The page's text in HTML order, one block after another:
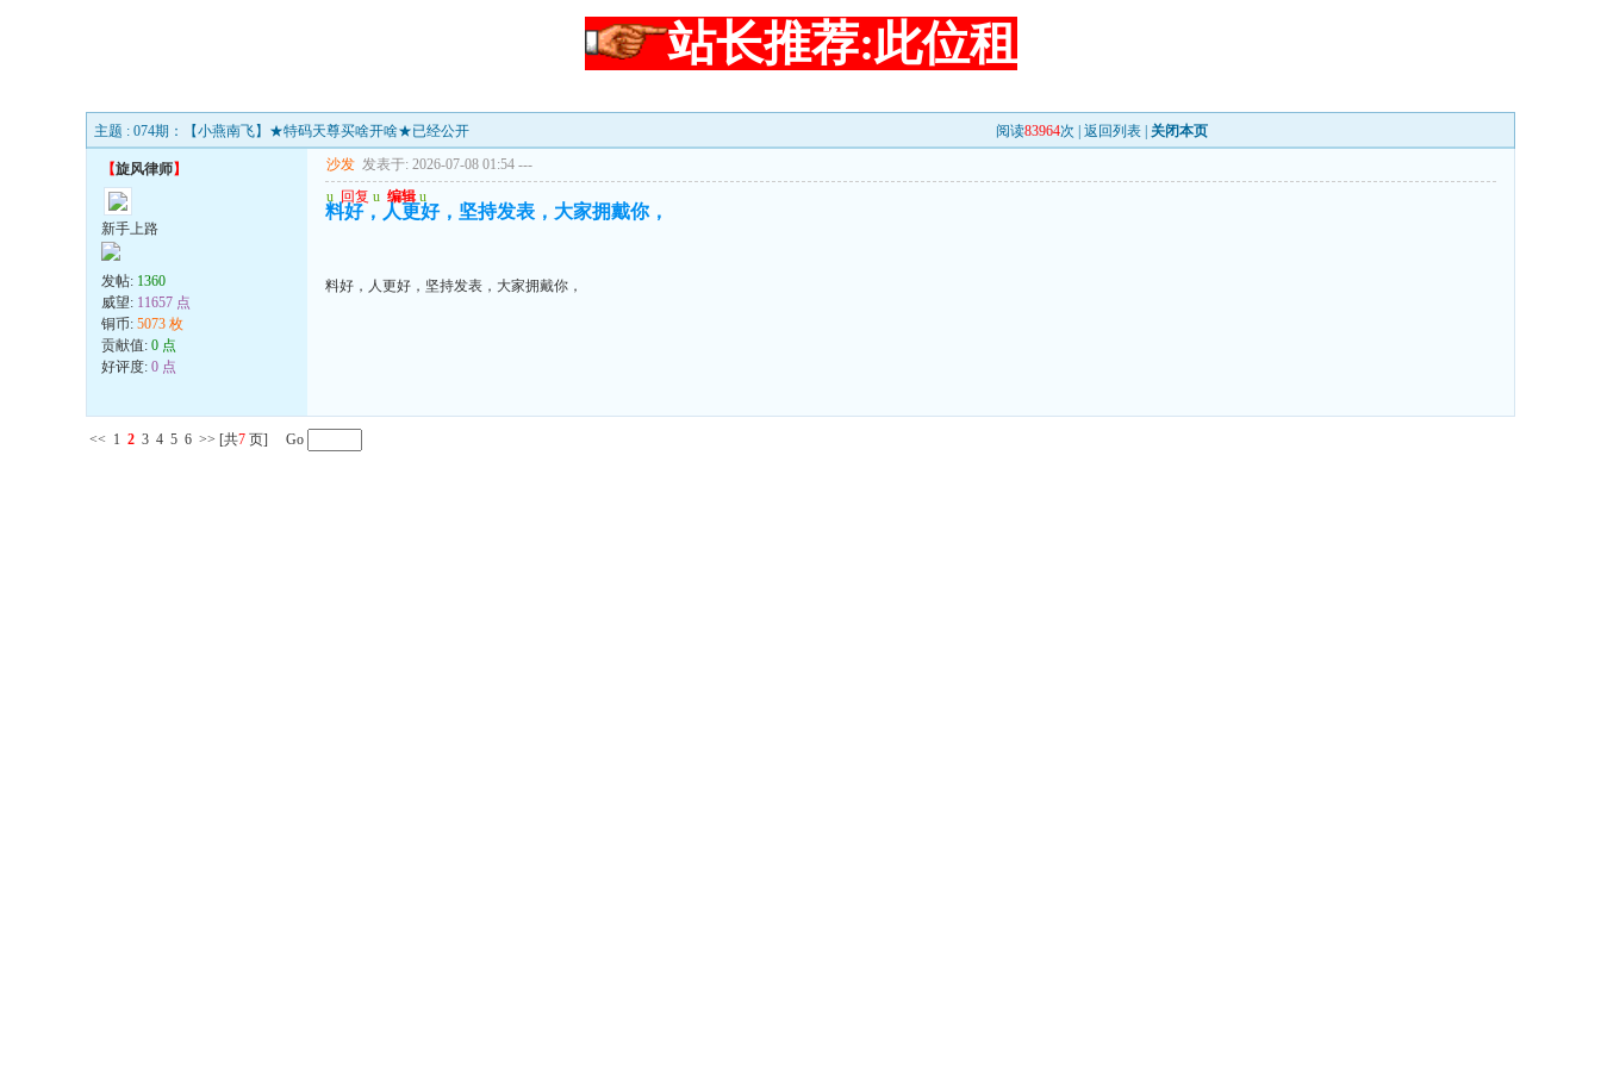
站长推荐:此位租
主题 : 074期：【小燕南飞】★特码天尊买啥开啥★已经公开 阅读83964次 | 返回列表 关闭本页
【旋风律师】
新手上路
发帖: 1360
威望: 11657 点
铜币: 5073 枚
贡献值: 0 点
好评度: 0 点
沙发 发表于: 2026-07-08 01:54 ---
u 回复 u 编辑 u
料好，人更好，坚持发表，大家拥戴你，
料好，人更好，坚持发表，大家拥戴你，
<< 1 2 3 4 5 6 >> [共7 页] Go